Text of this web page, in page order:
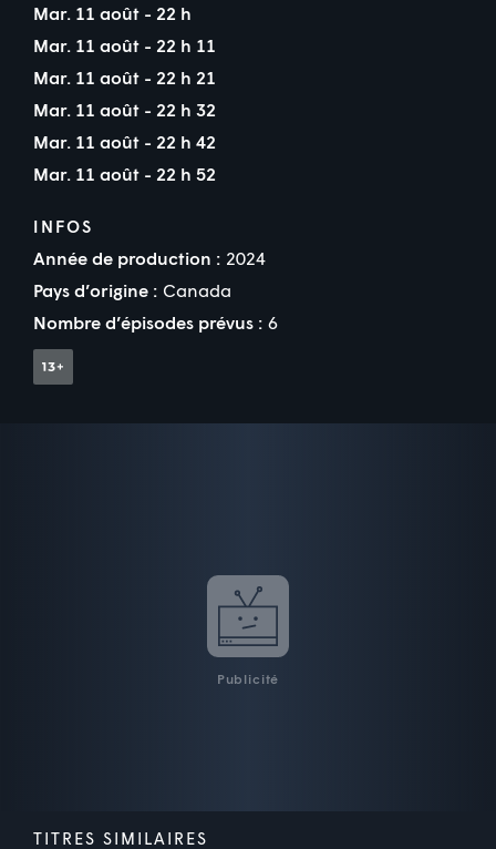
Mar. 11 août - 22 h
Mar. 11 août - 22 h 11
Mar. 11 août - 22 h 21
Mar. 11 août - 22 h 32
Mar. 11 août - 22 h 42
Mar. 11 août - 22 h 52
INFOS
Année de production : 2024
Pays d’origine : Canada
Nombre d’épisodes prévus : 6
Publicité
TITRES SIMILAIRES